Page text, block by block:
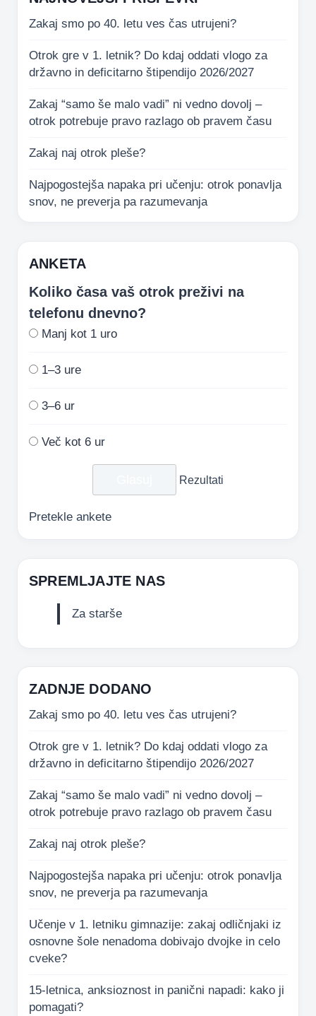
Zakaj smo po 40. letu ves čas utrujeni?
Otrok gre v 1. letnik? Do kdaj oddati vlogo za
državno in deficitarno štipendijo 2026/2027
Zakaj “samo še malo vadi” ni vedno dovolj –
otrok potrebuje pravo razlago ob pravem času
Zakaj naj otrok pleše?
Najpogostejša napaka pri učenju: otrok ponavlja
snov, ne preverja pa razumevanja
ANKETA
Koliko časa vaš otrok preživi na
telefonu dnevno?
Manj kot 1 uro
1–3 ure
3–6 ur
Več kot 6 ur
Rezultati
Pretekle ankete
SPREMLJAJTE NAS
Za starše
ZADNJE DODANO
Zakaj smo po 40. letu ves čas utrujeni?
Otrok gre v 1. letnik? Do kdaj oddati vlogo za
državno in deficitarno štipendijo 2026/2027
Zakaj “samo še malo vadi” ni vedno dovolj –
otrok potrebuje pravo razlago ob pravem času
Zakaj naj otrok pleše?
Najpogostejša napaka pri učenju: otrok ponavlja
snov, ne preverja pa razumevanja
Učenje v 1. letniku gimnazije: zakaj odličnjaki iz
osnovne šole nenadoma dobivajo dvojke in celo
cveke?
15-letnica, anksioznost in panični napadi: kako ji
pomagati?